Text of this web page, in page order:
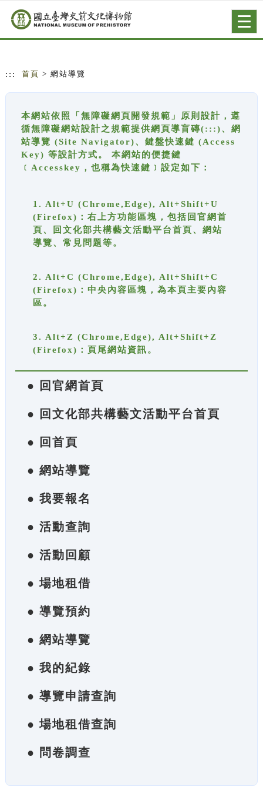
跳到主要內容
網站導覽
::: 首頁 > 網站導覽
本網站依照「無障礙網頁開發規範」原則設計，遵
循無障礙網站設計之規範提供網頁導盲磚(:::)、網
站導覽 (Site Navigator)、鍵盤快速鍵 (Access
Key) 等設計方式。 本網站的便捷鍵
﹝Accesskey，也稱為快速鍵﹞設定如下：
1. Alt+U (Chrome,Edge), Alt+Shift+U
(Firefox)：右上方功能區塊，包括回官網首
頁、回文化部共構藝文活動平台首頁、網站
導覽、常見問題等。
2. Alt+C (Chrome,Edge), Alt+Shift+C
(Firefox)：中央內容區塊，為本頁主要內容
區。
3. Alt+Z (Chrome,Edge), Alt+Shift+Z
(Firefox)：頁尾網站資訊。
● 回官網首頁
● 回文化部共構藝文活動平台首頁
● 回首頁
● 網站導覽
● 我要報名
● 活動查詢
● 活動回顧
● 場地租借
● 導覽預約
● 網站導覽
● 我的紀錄
● 導覽申請查詢
● 場地租借查詢
● 問卷調查